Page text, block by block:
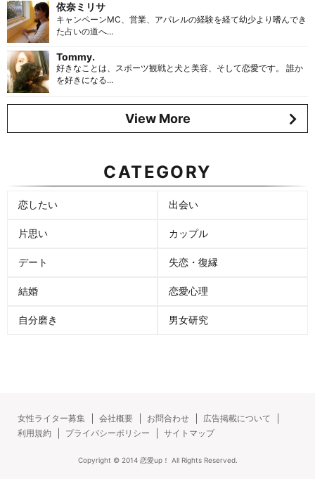
依奈ミリサ
キャンペーンMC、営業、アパレルの経験を経て幼少より嗜んでき
た占いの道へ...
Tommy.
好きなことは、スポーツ観戦と犬と美容、そして恋愛です。 誰か
を好きになる...
View More
CATEGORY
恋したい 出会い
片思い カップル
デート 失恋・復縁
結婚 恋愛心理
自分磨き 男女研究
女性ライター募集 会社概要 お問合わせ
広告掲載について
利用規約
プライバシーポリシー サイトマップ
Copyright © 2014 恋愛up！ All Rights Reserved.